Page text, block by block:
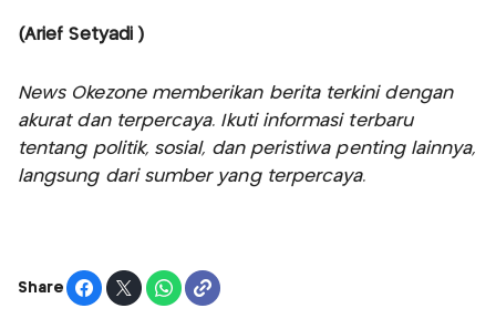
(Arief Setyadi )
News Okezone memberikan berita terkini dengan
akurat dan terpercaya. Ikuti informasi terbaru
tentang politik, sosial, dan peristiwa penting lainnya,
langsung dari sumber yang terpercaya.
Share